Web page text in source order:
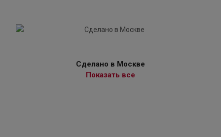
Сделано в Москве
Показать все